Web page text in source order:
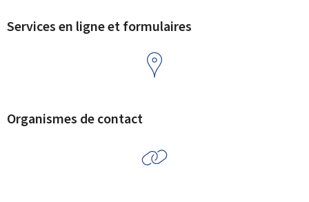
Services en ligne et formulaires
Organismes de contact